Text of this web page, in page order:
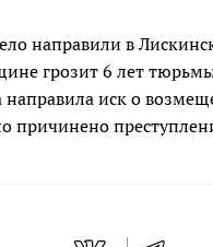
направили в
грозит 6 лет
направила иск о
причинено